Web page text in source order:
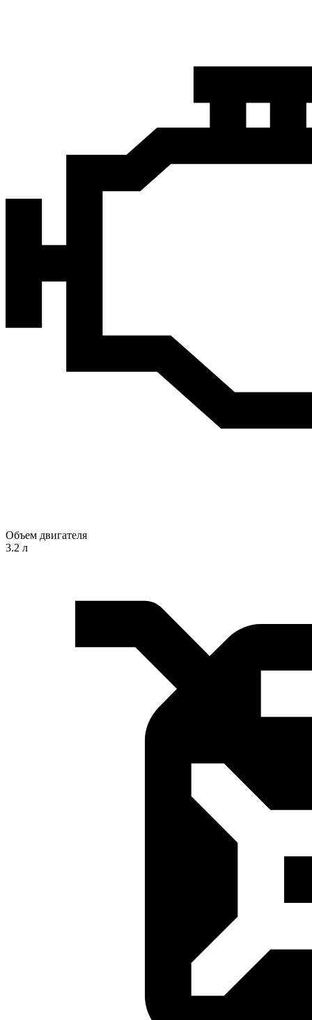
Объем двигателя
3.2 л